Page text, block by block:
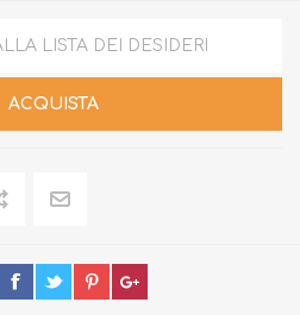
LISTA DEI DESIDERI
ACQUISTA